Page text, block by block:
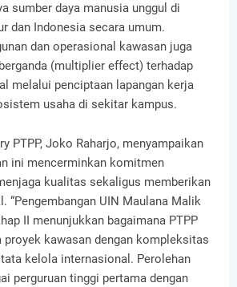
sumber daya manusia unggul di
dan Indonesia secara umum.
dan operasional kawasan juga
(multiplier effect) terhadap
melalui penciptaan lapangan kerja
usaha di sekitar kampus.
PTPP, Joko Raharjo, menyampaikan
ini mencerminkan komitmen
kualitas sekaligus memberikan
“Pengembangan UIN Maulana Malik
II menunjukkan bagaimana PTPP
proyek kawasan dengan kompleksitas
kelola internasional. Perolehan
perguruan tinggi pertama dengan